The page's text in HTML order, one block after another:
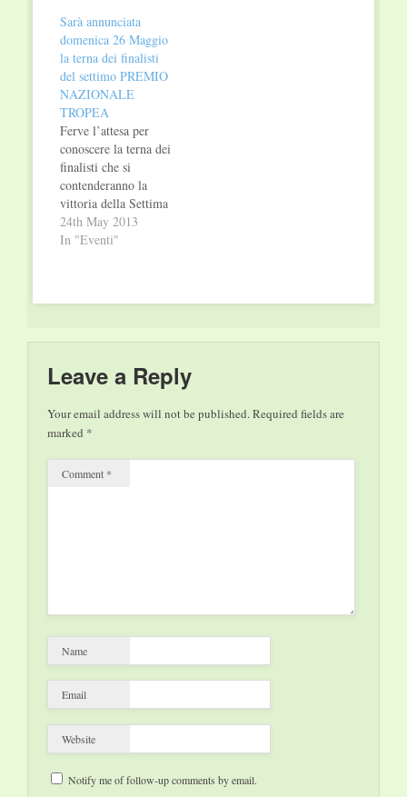
programma triennale
che ha postola
divulgazione culturale
al centro dei suoi
obiettivi cogliendo le
indicazioni
dell’assessore alla
Cultura Mario
Caligiuri. La
manifestazione, il…
Sarà annunciata
domenica 26 Maggio
la terna dei finalisti
del settimo PREMIO
NAZIONALE
TROPEA
Ferve l’attesa per
conoscere la terna dei
finalisti che si
contenderanno la
vittoria della Settima
Edizione del Premio
Letterario Nazionale
cui direzione artistica
porta la firma di
svolgerà dal 24 al 29
settembre…
24th May 2013
In "Eventi"
Leave a Reply
Your email address will not be published.Required fields are
marked *
Comment *
Name
Email
Website
Notify me of follow-up comments by email.